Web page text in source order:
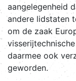
aangelegenheid
andere lidstaten
om de zaak
daarmee ook
geworden.